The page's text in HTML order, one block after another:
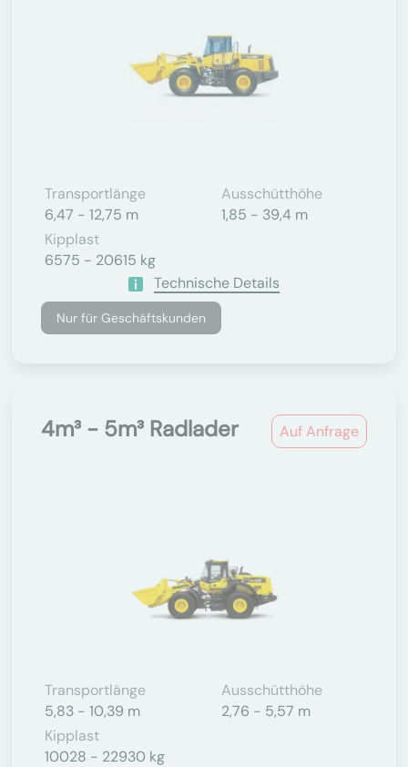
Transportlänge
6,47 - 12,75 m
Ausschütthöhe
1,85 - 39,4 m
Kipplast
6575 - 20615 kg
Technische Details
Nur für Geschäftskunden
Auf Anfrage
4m³ - 5m³ Radlader
Transportlänge
5,83 - 10,39 m
Ausschütthöhe
2,76 - 5,57 m
Kipplast
10028 - 22930 kg